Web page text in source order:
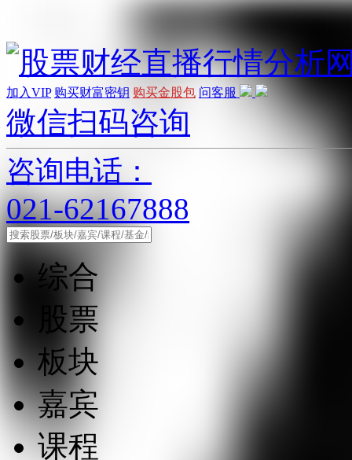
加入VIP 购买财富密钥 购买金股包 问客服
微信扫码咨询
咨询电话：
021-62167888
综合
股票
板块
嘉宾
课程